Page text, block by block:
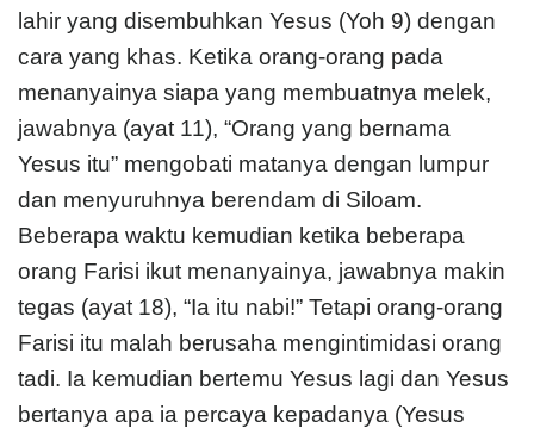
lahir yang disembuhkan Yesus (Yoh 9) dengan
cara yang khas. Ketika orang-orang pada
menanyainya siapa yang membuatnya melek,
jawabnya (ayat 11), “Orang yang bernama
Yesus itu” mengobati matanya dengan lumpur
dan menyuruhnya berendam di Siloam.
Beberapa waktu kemudian ketika beberapa
orang Farisi ikut menanyainya, jawabnya makin
tegas (ayat 18), “Ia itu nabi!” Tetapi orang-orang
Farisi itu malah berusaha mengintimidasi orang
tadi. Ia kemudian bertemu Yesus lagi dan Yesus
bertanya apa ia percaya kepadanya (Yesus